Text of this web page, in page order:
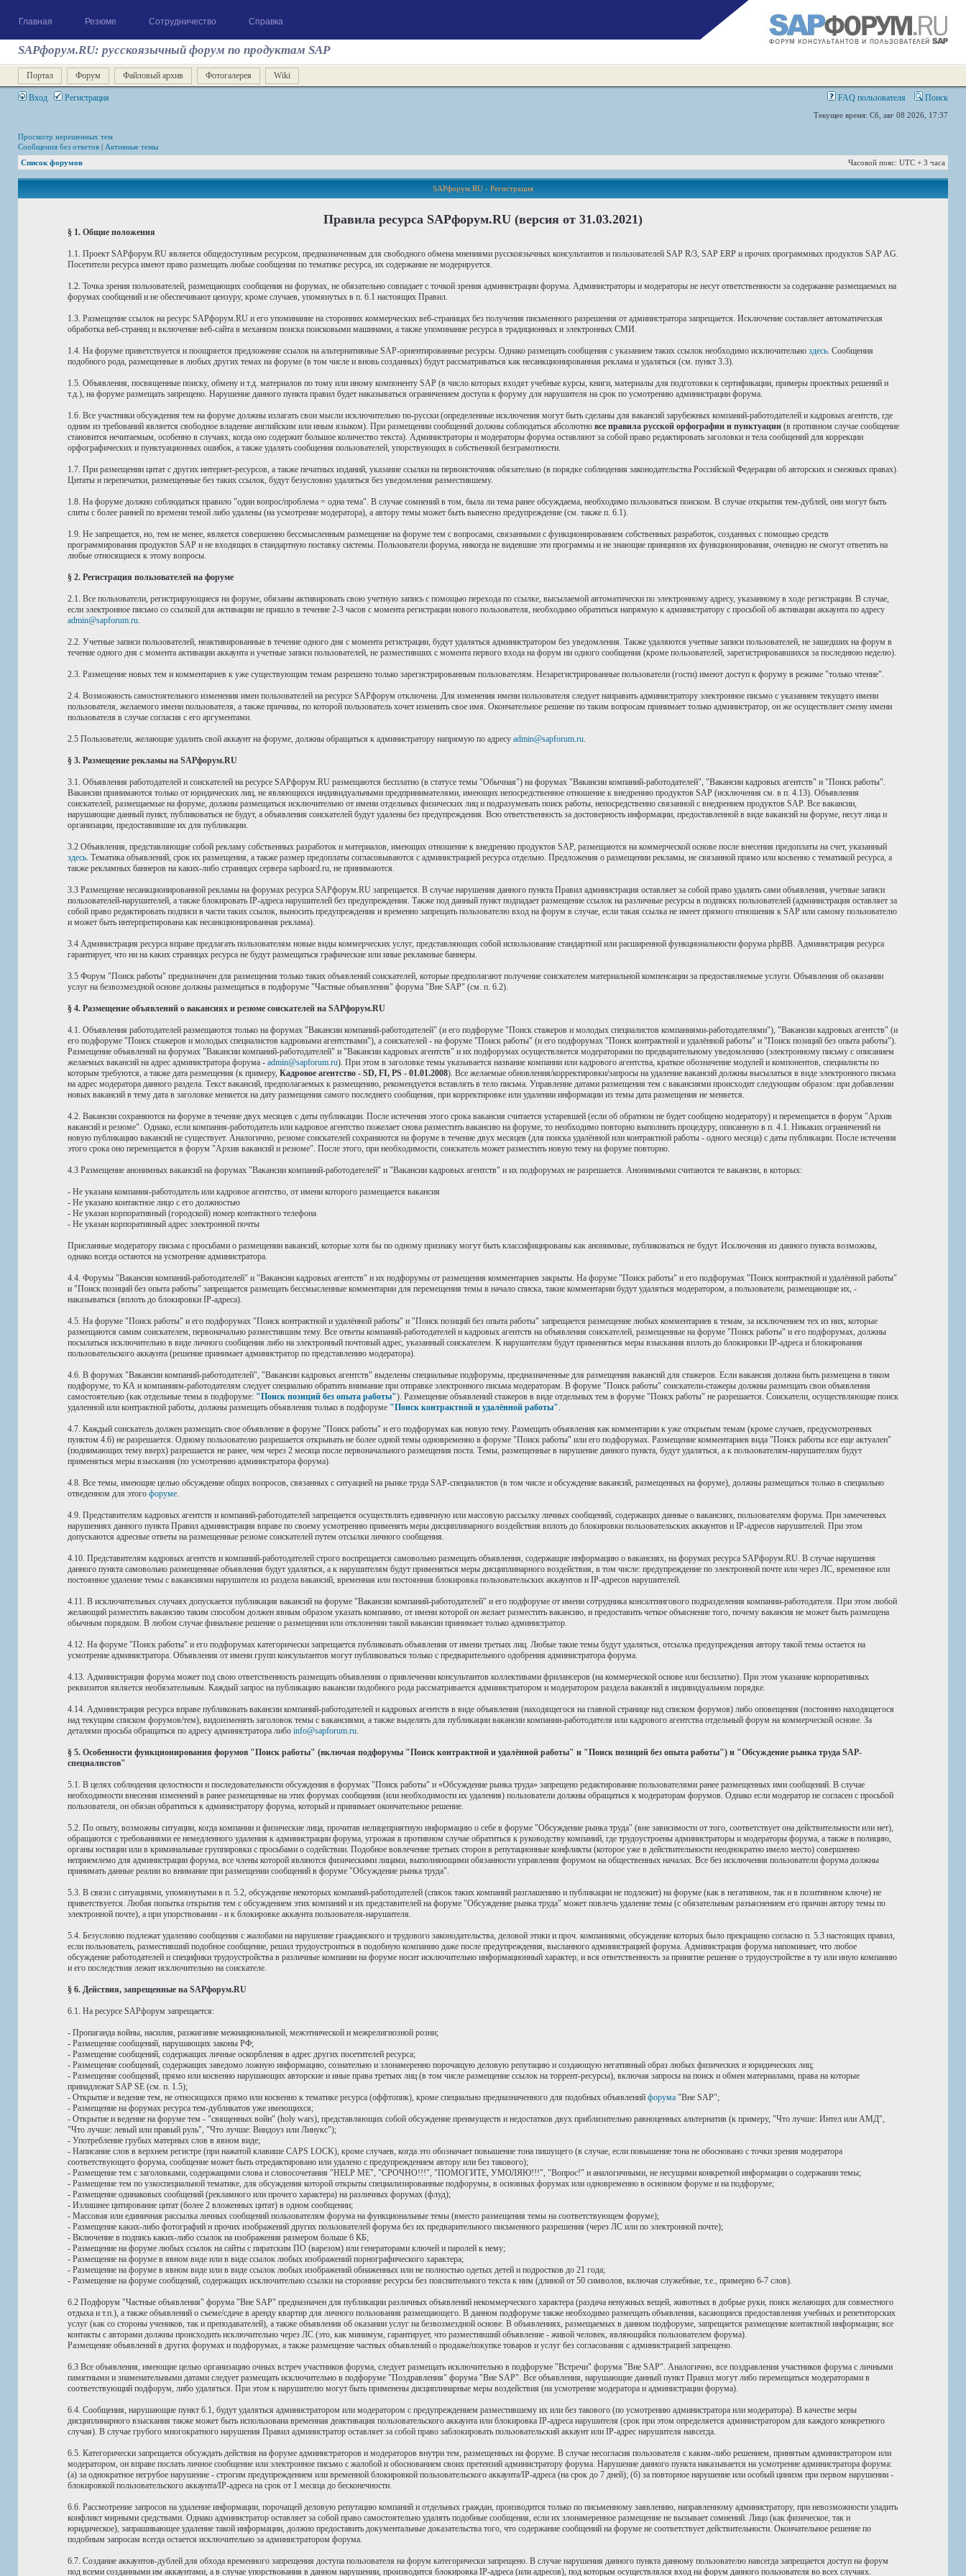
Главная Резюме Сотрудничество Справка
SAPфорум.RU: русскоязычный форум по продуктам SAP
Портал Форум Файловый архив Фотогалерея Wiki
Вход Регистрация FAQ пользователя Поиск
Текущее время: Сб, авг 08 2026, 17:37
Просмотр нерешенных тем
Сообщения без ответов | Активные темы
Список форумов
Часовой пояс: UTC + 3 часа
SAPфорум.RU - Регистрация
Правила ресурса SAPфорум.RU (версия от 31.03.2021)
§ 1. Общие положения
1.1. Проект SAPфорум.RU является общедоступным ресурсом, предназначенным для свободного обмена мнениями русскоязычных консультантов и пользователей SAP R/3, SAP ERP и прочих программных продуктов SAP AG.
Посетители ресурса имеют право размещать любые сообщения по тематике ресурса, их содержание не модерируется.
1.2. Точка зрения пользователей, размещающих сообщения на форумах, не обязательно совпадает с точкой зрения администрации форума. Администраторы и модераторы не несут ответственности за содержание размещаемых на
форумах сообщений и не обеспечивают цензуру, кроме случаев, упомянутых в п. 6.1 настоящих Правил.
1.3. Размещение ссылок на ресурс SAPфорум.RU и его упоминание на сторонних коммерческих веб-страницах без получения письменного разрешения от администратора запрещается. Исключение составляет автоматическая
обработка веб-страниц и включение веб-сайта в механизм поиска поисковыми машинами, а также упоминание ресурса в традиционных и электронных СМИ.
1.4. На форуме приветствуется и поощряется предложение ссылок на альтернативные SAP-ориентированные ресурсы. Однако размещать сообщения с указанием таких ссылок необходимо исключительно здесь. Сообщения
подобного рода, размещенные в любых других темах на форуме (в том числе и вновь созданных) будут рассматриваться как несанкционированная реклама и удаляться (см. пункт 3.3).
1.5. Объявления, посвященные поиску, обмену и т.д. материалов по тому или иному компоненту SAP (в число которых входят учебные курсы, книги, материалы для подготовки к сертификации, примеры проектных решений и
т.д.), на форуме размещать запрещено. Нарушение данного пункта правил будет наказываться ограничением доступа к форуму для нарушителя на срок по усмотрению администрации форума.
1.6. Все участники обсуждения тем на форуме должны излагать свои мысли исключительно по-русски (определенные исключения могут быть сделаны для вакансий зарубежных компаний-работодателей и кадровых агентств, где
одним из требований является свободное владение английским или иным языком). При размещении сообщений должны соблюдаться абсолютно все правила русской орфографии и пунктуации(в противном случае сообщение
становится нечитаемым, особенно в случаях, когда оно содержит большое количество текста). Администраторы и модераторы форума оставляют за собой право редактировать заголовки и тела сообщений для коррекции
орфографических и пунктуационных ошибок, а также удалять сообщения пользователей, упорствующих в собственной безграмотности.
1.7. При размещении цитат с других интернет-ресурсов, а также печатных изданий, указание ссылки на первоисточник обязательно (в порядке соблюдения законодательства Российской Федерации об авторских и смежных правах).
Цитаты и перепечатки, размещенные без таких ссылок, будут безусловно удаляться без уведомления разместившему.
1.8. На форуме должно соблюдаться правило "один вопрос/проблема = одна тема". В случае сомнений в том, была ли тема ранее обсуждаема, необходимо пользоваться поиском. В случае открытия тем-дублей, они могут быть
слиты с более ранней по времени темой либо удалены (на усмотрение модератора), а автору темы может быть вынесено предупреждение (см. также п. 6.1).
1.9. Не запрещается, но, тем не менее, является совершенно бессмысленным размещение на форуме тем с вопросами, связанными с функционированием собственных разработок, созданных с помощью средств
программирования продуктов SAP и не входящих в стандартную поставку системы. Пользователи форума, никогда не видевшие эти программы и не знающие принципов их функционирования, очевидно не смогут ответить на
любые относящиеся к этому вопросы.
§ 2. Регистрация пользователей на форуме
2.1. Все пользователи, регистрирующиеся на форуме, обязаны активировать свою учетную запись с помощью перехода по ссылке, высылаемой автоматически по электронному адресу, указанному в ходе регистрации. В случае,
если электронное письмо со ссылкой для активации не пришло в течение 2-3 часов с момента регистрации нового пользователя, необходимо обратиться напрямую к администратору с просьбой об активации аккаунта по адресу
admin@sapforum.ru.
2.2. Учетные записи пользователей, неактивированные в течение одного дня с момента регистрации, будут удаляться администратором без уведомления. Также удаляются учетные записи пользователей, не зашедших на форум в
течение одного дня с момента активации аккаунта и учетные записи пользователей, не разместивших с момента первого входа на форум ни одного сообщения (кроме пользователей, зарегистрировавшихся за последнюю неделю).
2.3. Размещение новых тем и комментариев к уже существующим темам разрешено только зарегистрированным пользователям. Незарегистрированные пользователи (гости) имеют доступ к форуму в режиме "только чтение".
2.4. Возможность самостоятельного изменения имен пользователей на ресурсе SAPфорум отключена. Для изменения имени пользователя следует направить администратору электронное письмо с указанием текущего имени
пользователя, желаемого имени пользователя, а также причины, по которой пользователь хочет изменить свое имя. Окончательное решение по таким вопросам принимает только администратор, он же осуществляет смену имени
пользователя в случае согласия с его аргументами.
2.5 Пользователи, желающие удалить свой аккаунт на форуме, должны обращаться к администратору напрямую по адресу admin@sapforum.ru.
§ 3. Размещение рекламы на SAPфорум.RU
3.1. Объявления работодателей и соискателей на ресурсе SAPфорум.RU размещаются бесплатно (в статусе темы "Обычная") на форумах "Вакансии компаний-работодателей", "Вакансии кадровых агентств" и "Поиск работы".
Вакансии принимаются только от юридических лиц, не являющихся индивидуальными предпринимателями, имеющих непосредственное отношение к внедрению продуктов SAP (исключения см. в п. 4.13). Объявления
соискателей, размещаемые на форуме, должны размещаться исключительно от имени отдельных физических лиц и подразумевать поиск работы, непосредственно связанной с внедрением продуктов SAP. Все вакансии,
нарушающие данный пункт, публиковаться не будут, а объявления соискателей будут удалены без предупреждения. Всю ответственность за достоверность информации, предоставленной в виде вакансий на форуме, несут лица и
организации, предоставившие их для публикации.
3.2 Объявления, представляющие собой рекламу собственных разработок и материалов, имеющих отношение к внедрению продуктов SAP, размещаются на коммерческой основе после внесения предоплаты на счет, указанный
здесь. Тематика объявлений, срок их размещения, а также размер предоплаты согласовываются с администрацией ресурса отдельно. Предложения о размещении рекламы, не связанной прямо или косвенно с тематикой ресурса, а
также рекламных баннеров на каких-либо страницах сервера sapboard.ru, не принимаются.
3.3 Размещение несанкционированной рекламы на форумах ресурса SAPфорум.RU запрещается. В случае нарушения данного пункта Правил администрация оставляет за собой право удалять сами объявления, учетные записи
пользователей-нарушителей, а также блокировать IP-адреса нарушителей без предупреждения. Также под данный пункт подпадает размещение ссылок на различные ресурсы в подписях пользователей (администрация оставляет за
собой право редактировать подписи в части таких ссылок, выносить предупреждения и временно запрещать пользователю вход на форум в случае, если такая ссылка не имеет прямого отношения к SAP или самому пользователю
и может быть интерпретирована как несанкционированная реклама).
3.4 Администрация ресурса вправе предлагать пользователям новые виды коммерческих услуг, представляющих собой использование стандартной или расширенной функциональности форума phpBB. Администрация ресурса
гарантирует, что ни на каких страницах ресурса не будут размещаться графические или иные рекламные баннеры.
3.5 Форум "Поиск работы" предназначен для размещения только таких объявлений соискателей, которые предполагают получение соискателем материальной компенсации за предоставляемые услуги. Объявления об оказании
услуг на безвозмездной основе должны размещаться в подфоруме "Частные объявления" форума "Вне SAP" (см. п. 6.2).
§ 4. Размещение объявлений о вакансиях и резюме соискателей на SAPфорум.RU
4.1. Объявления работодателей размещаются только на форумах "Вакансии компаний-работодателей" (и его подфоруме "Поиск стажеров и молодых специалистов компаниями-работодателями"), "Вакансии кадровых агентств" (и
его подфоруме "Поиск стажеров и молодых специалистов кадровыми агентствами"), а соискателей - на форуме "Поиск работы" (и его подфорумах "Поиск контрактной и удалённой работы" и "Поиск позиций без опыта работы").
Размещение объявлений на форумах "Вакансии компаний-работодателей" и "Вакансии кадровых агентств" и их подфорумах осуществляется модераторами по предварительному уведомлению (электронному письму с описанием
желаемых вакансий на адрес администратора форума - admin@sapforum.ru). При этом в заголовке темы указывается название компании или кадрового агентства, краткое обозначение модулей и компонентов, специалисты по
которым требуются, а также дата размещения (к примеру, Кадровое агентство - SD, FI, PS - 01.01.2008). Все желаемые обновления/корректировки/запросы на удаление вакансий должны высылаться в виде электронного письма
на адрес модератора данного раздела. Текст вакансий, предполагаемых к размещению, рекомендуется вставлять в тело письма. Управление датами размещения тем с вакансиями происходит следующим образом: при добавлении
новых вакансий в тему дата в заголовке меняется на дату размещения самого последнего сообщения, при корректировке или удалении информации из темы дата размещения не меняется.
4.2. Вакансии сохраняются на форуме в течение двух месяцев с даты публикации. После истечения этого срока вакансия считается устаревшей (если об обратном не будет сообщено модератору) и перемещается в форум "Архив
вакансий и резюме". Однако, если компания-работодатель или кадровое агентство пожелает снова разместить вакансию на форуме, то необходимо повторно выполнить процедуру, описанную в п. 4.1. Никаких ограничений на
новую публикацию вакансий не существует. Аналогично, резюме соискателей сохраняются на форуме в течение двух месяцев (для поиска удалённой или контрактной работы - одного месяца) с даты публикации. После истечения
этого срока оно перемещается в форум "Архив вакансий и резюме". После этого, при необходимости, соискатель может разместить новую тему на форуме повторно.
4.3 Размещение анонимных вакансий на форумах "Вакансии компаний-работодателей" и "Вакансии кадровых агентств" и их подфорумах не разрешается. Анонимными считаются те вакансии, в которых:
- Не указана компания-работодатель или кадровое агентство, от имени которого размещается вакансия
- Не указано контактное лицо с его должностью
- Не указан корпоративный (городской) номер контактного телефона
- Не указан корпоративный адрес электронной почты
Присланные модератору письма с просьбами о размещении вакансий, которые хотя бы по одному признаку могут быть классифицированы как анонимные, публиковаться не будут. Исключения из данного пункта возможны,
однако всегда остаются на усмотрение администратора.
4.4. Форумы "Вакансии компаний-работодателей" и "Вакансии кадровых агентств" и их подфорумы от размещения комментариев закрыты. На форуме "Поиск работы" и его подфорумах "Поиск контрактной и удалённой работы"
и "Поиск позиций без опыта работы" запрещается размещать бессмысленные комментарии для перемещения темы в начало списка, такие комментарии будут удаляться модератором, а пользователи, размещающие их, -
наказываться (вплоть до блокировки IP-адреса).
4.5. На форуме "Поиск работы" и его подфорумах "Поиск контрактной и удалённой работы" и "Поиск позиций без опыта работы" запрещается размещение любых комментариев к темам, за исключением тех из них, которые
размещаются самим соискателем, первоначально разместившим тему. Все ответы компаний-работодателей и кадровых агентств на объявления соискателей, размещенные на форуме "Поиск работы" и его подфорумах, должны
посылаться исключительно в виде личного сообщения либо на электронный почтовый адрес, указанный соискателем. К нарушителям будут применяться меры взыскания вплоть до блокировки IP-адреса и блокирования
пользовательского аккаунта (решение принимает администратор по представлению модератора).
4.6. В форумах "Вакансии компаний-работодателей", "Вакансии кадровых агентств" выделены специальные подфорумы, предназначенные для размещения вакансий для стажеров. Если вакансия должна быть размещена в таком
подфоруме, то КА и компаниям-работодателям следует специально обратить внимание при отправке электронного письма модераторам. В форуме "Поиск работы" соискатели-стажеры должны размещать свои объявления
самостоятельно (как отдельные темы в подфоруме: "Поиск позиций без опыта работы"). Размещение объявлений стажеров в виде отдельных тем в форуме "Поиск работы" не разрешается. Соискатели, осуществляющие поиск
удаленной или контрактной работы, должны размещать объявления только в подфоруме "Поиск контрактной и удалённой работы".
4.7. Каждый соискатель должен размещать свое объявление в форуме "Поиск работы" и его подфорумах как новую тему. Размещать объявления как комментарии к уже открытым темам (кроме случаев, предусмотренных
пунктом 4.6) не разрешается. Одному пользователю разрешается открывать не более одной темы одновременно в форуме "Поиск работы" или его подфорумах. Размещение комментариев вида "Поиск работы все еще актуален"
(поднимающих тему вверх) разрешается не ранее, чем через 2 месяца после первоначального размещения поста. Темы, размещенные в нарушение данного пункта, будут удаляться, а к пользователям-нарушителям будут
применяться меры взыскания (по усмотрению администратора форума).
4.8. Все темы, имеющие целью обсуждение общих вопросов, связанных с ситуацией на рынке труда SAP-специалистов (в том числе и обсуждение вакансий, размещенных на форуме), должны размещаться только в специально
отведенном для этого форуме.
4.9. Представителям кадровых агентств и компаний-работодателей запрещается осуществлять единичную или массовую рассылку личных сообщений, содержащих данные о вакансиях, пользователям форума. При замеченных
нарушениях данного пункта Правил администрация вправе по своему усмотрению применять меры дисциплинарного воздействия вплоть до блокировки пользовательских аккаунтов и IP-адресов нарушителей. При этом
допускаются адресные ответы на размещенные резюме соискателей путем отсылки личного сообщения.
4.10. Представителям кадровых агентств и компаний-работодателей строго воспрещается самовольно размещать объявления, содержащие информацию о вакансиях, на форумах ресурса SAPфорум.RU. В случае нарушения
данного пункта самовольно размещенные объявления будут удаляться, а к нарушителям будут применяться меры дисциплинарного воздействия, в том числе: предупреждение по электронной почте или через ЛС, временное или
постоянное удаление темы с вакансиями нарушителя из раздела вакансий, временная или постоянная блокировка пользовательских аккаунтов и IP-адресов нарушителей.
4.11. В исключительных случаях допускается публикация вакансий на форуме "Вакансии компаний-работодателей" и его подфоруме от имени сотрудника консалтингового подразделения компании-работодателя. При этом любой
желающий разместить вакансию таким способом должен явным образом указать компанию, от имени которой он желает разместить вакансию, и предоставить четкое объяснение того, почему вакансия не может быть размещена
обычным порядком. В любом случае финальное решение о размещении или отклонении такой вакансии принимает только администратор.
4.12. На форуме "Поиск работы" и его подфорумах категорически запрещается публиковать объявления от имени третьих лиц. Любые такие темы будут удаляться, отсылка предупреждения автору такой темы остается на
усмотрение администратора. Объявления от имени групп консультантов могут публиковаться только с предварительного одобрения администратора форума.
4.13. Администрация форума может под свою ответственность размещать объявления о привлечении консультантов коллективами фрилансеров (на коммерческой основе или бесплатно). При этом указание корпоративных
реквизитов является необязательным. Каждый запрос на публикацию вакансии подобного рода рассматривается администратором и модератором раздела вакансий в индивидуальном порядке.
4.14. Администрация ресурса вправе публиковать вакансии компаний-работодателей и кадровых агентств в виде объявления (находящегося на главной странице над списком форумов) либо оповещения (постоянно находящегося
над текущим списком форумов/тем), видоизменять заголовок темы с вакансиями, а также выделять для публикации вакансии компании-работодателя или кадрового агентства отдельный форум на коммерческой основе. За
деталями просьба обращаться по адресу администратора либо info@sapforum.ru.
§ 5. Особенности функционирования форумов "Поиск работы" (включая подфорумы "Поиск контрактной и удалённой работы" и "Поиск позиций без опыта работы") и "Обсуждение рынка труда SAP-
специалистов"
5.1. В целях соблюдения целостности и последовательности обсуждения в форумах "Поиск работы" и «Обсуждение рынка труда» запрещено редактирование пользователями ранее размещенных ими сообщений. В случае
необходимости внесения изменений в ранее размещенные на этих форумах сообщения (или необходимости их удаления) пользователи должны обращаться к модераторам форумов. Однако если модератор не согласен с просьбой
пользователя, он обязан обратиться к администратору форума, который и принимает окончательное решение.
5.2. По опыту, возможны ситуации, когда компании и физические лица, прочитав нелицеприятную информацию о себе в форуме "Обсуждение рынка труда" (вне зависимости от того, соответствует она действительности или нет),
обращаются с требованиями ее немедленного удаления к администрации форума, угрожая в противном случае обратиться к руководству компаний, где трудоустроены администраторы и модераторы форума, а также в полицию,
органы юстиции или в криминальные группировки с просьбами о содействии. Подобное вовлечение третьих сторон в репутационные конфликты (которое уже в действительности неоднократно имело место) совершенно
неприемлемо для администрации форума, все члены которой являются физическими лицами, выполняющими обязанности управления форумом на общественных началах. Все без исключения пользователи форума должны
принимать данные реалии во внимание при размещении сообщений в форуме "Обсуждение рынка труда".
5.3. В связи с ситуациями, упомянутыми в п. 5.2, обсуждение некоторых компаний-работодателей (список таких компаний разглашению и публикации не подлежит) на форуме (как в негативном, так и в позитивном ключе) не
приветствуется. Любая попытка открытия тем с обсуждением этих компаний и их представителей на форуме "Обсуждение рынка труда" может повлечь удаление темы (с обязательным разъяснением его причин автору темы по
электронной почте), а при упорствовании - и к блокировке аккаунта пользователя-нарушителя.
5.4. Безусловно подлежат удалению сообщения с жалобами на нарушение гражданского и трудового законодательства, деловой этики и проч. компаниями, обсуждение которых было прекращено согласно п. 5.3 настоящих правил,
если пользователь, разместивший подобное сообщение, решил трудоустроиться в подобную компанию даже после предупреждения, высланного администрацией форума. Администрация форума напоминает, что любое
обсуждение работодателей и специфики трудоустройства в различные компании на форуме носит исключительно информационный характер, и вся ответственность за принятие решение о трудоустройстве в ту или иную компанию
и его последствия лежит исключительно на соискателе.
§ 6. Действия, запрещенные на SAPфорум.RU
6.1. На ресурсе SAPфорум запрещается:
- Пропаганда войны, насилия, разжигание межнациональной, межэтнической и межрелигиозной розни;
- Размещение сообщений, нарушающих законы РФ;
- Размещение сообщений, содержащих личные оскорбления в адрес других посетителей ресурса;
- Размещение сообщений, содержащих заведомо ложную информацию, сознательно и злонамеренно порочащую деловую репутацию и создающую негативный образ любых физических и юридических лиц;
- Размещение сообщений, прямо или косвенно нарушающих авторские и иные права третьих лиц (в том числе размещение ссылок на торрент-ресурсы), включая запросы на поиск и обмен материалами, права на которые
принадлежат SAP SE (см. п. 1.5);
- Открытие и ведение тем, не относящихся прямо или косвенно к тематике ресурса (оффтопик), кроме специально предназначенного для подобных объявлений форума"Вне SAP";
- Размещение на форумах ресурса тем-дубликатов уже имеющихся;
- Открытие и ведение на форуме тем - "священных войн" (holy wars), представляющих собой обсуждение преимуществ и недостатков двух приблизительно равноценных альтернатив (к примеру, "Что лучше: Интел или АМД",
"Что лучше: левый или правый руль", "Что лучше: Виндоуз или Линукс");
- Употребление грубых матерных слов в явном виде;
- Написание слов в верхнем регистре (при нажатой клавише CAPS LOCK), кроме случаев, когда это обозначает повышение тона пишущего (в случае, если повышение тона не обосновано с точки зрения модератора
соответствующего форума, сообщение может быть отредактировано или удалено с предупреждением автору или без такового);
- Размещение тем с заголовками, содержащими слова и словосочетания "HELP ME", "СРОЧНО!!!", "ПОМОГИТЕ, УМОЛЯЮ!!!", "Вопрос!" и аналогичными, не несущими конкретной информации о содержании темы;
- Размещение тем по узкоспециальной тематике, для обсуждения которой открыты специализированные подфорумы, в основных форумах или одновременно в основном форуме и на подфоруме;
- Размещение одинаковых сообщений (рекламного или прочего характера) на различных форумах (флуд);
- Излишнее цитирование цитат (более 2 вложенных цитат) в одном сообщении;
- Массовая или единичная рассылка личных сообщений пользователям форума на функциональные темы (вместо размещения темы на соответствующем форуме);
- Размещение каких-либо фотографий и прочих изображений других пользователей форума без их предварительного письменного разрешения (через ЛС или по электронной почте);
- Включение в подпись каких-либо ссылок на изображения размером больше 6 КБ;
- Размещение на форуме любых ссылок на сайты с пиратским ПО (варезом) или генераторами ключей и паролей к нему;
- Размещение на форуме в явном виде или в виде ссылок любых изображений порнографического характера;
- Размещение на форуме в явном виде или в виде ссылок любых изображений обнаженных или не полностью одетых детей и подростков до 21 года;
- Размещение на форуме сообщений, содержащих исключительно ссылки на сторонние ресурсы без пояснительного текста к ним (длиной от 50 символов, включая служебные, т.е., примерно 6-7 слов).
6.2 Подфорум "Частные объявления" форума "Вне SAP" предназначен для публикации различных объявлений некоммерческого характера (раздача ненужных вещей, животных в добрые руки, поиск желающих для совместного
отдыха и т.п.), а также объявлений о съеме/сдаче в аренду квартир для личного пользования размещающего. В данном подфоруме также необходимо размещать объявления, касающиеся предоставления учебных и репетиторских
услуг (как со стороны учеников, так и преподавателей), а также объявления об оказании услуг на безвозмездной основе. В объявлениях, размещаемых в данном подфоруме, запрещается размещение контактной информации; все
контакты с авторами должны происходить исключительно через ЛС (это, как минимум, гарантирует, что разместивший объявление - живой человек, являющийся пользователем форума).
Размещение объявлений в других форумах и подфорумах, а также размещение частных объявлений о продаже/покупке товаров и услуг без согласования с администрацией запрещено.
6.3 Все объявления, имеющие целью организацию очных встреч участников форума, следует размещать исключительно в подфоруме "Встречи" форума "Вне SAP". Аналогично, все поздравления участников форума с личными
памятными и знаменательными датами следует размещать исключительно в подфоруме "Поздравления" форума "Вне SAP". Все объявления, нарушающие данный пункт Правил могут либо перемещаться модераторами в
соответствующий подфорум, либо удаляться. При этом к нарушителю могут быть применены дисциплинарные меры воздействия (на усмотрение модератора и администрации форума).
6.4. Сообщения, нарушающие пункт 6.1, будут удаляться администратором или модератором с предупреждением разместившему их или без такового (по усмотрению администратора или модератора). В качестве меры
дисциплинарного взыскания также может быть использована временная деактивация пользовательского аккаунта или блокировка IP-адреса нарушителя (срок при этом определяется администратором для каждого конкретного
случая). В случае грубого многократного нарушения Правил администратор оставляет за собой право заблокировать пользовательский аккаунт или IP-адрес нарушителя навсегда.
6.5. Категорически запрещается обсуждать действия на форуме администраторов и модераторов внутри тем, размещенных на форуме. В случае несогласия пользователя с каким-либо решением, принятым администратором или
модератором, он вправе послать личное сообщение или электронное письмо с жалобой и обоснованием своих претензий администратору форума. Нарушение данного пункта наказывается на усмотрение администратора форума:
(а) за однократное негрубое нарушение - строгим предупреждением или временной блокировкой пользовательского аккаунта/IP-адреса (на срок до 7 дней); (б) за повторное нарушение или особый цинизм при первом нарушении -
блокировкой пользовательского аккаунта/IP-адреса на срок от 1 месяца до бесконечности.
6.6. Рассмотрение запросов на удаление информации, порочащей деловую репутацию компаний и отдельных граждан, производится только по письменному заявлению, направленному администратору, при невозможности уладить
конфликт мирными средствами. Однако администратор оставляет за собой право самостоятельно удалять подобные сообщения, если их злонамеренное размещение не вызывает сомнений. Лицо (как физическое, так и
юридическое), запрашивающее удаление такой информации, должно предоставить документальные доказательства того, что содержание сообщений на форуме не соответствует действительности. Окончательное решение по
подобным запросам всегда остается исключительно за администратором форума.
6.7. Создание аккаунтов-дублей для обхода временного запрещения доступа пользователя на форум категорически запрещено. В случае нарушения данного пункта данному пользователю навсегда запрещается доступ на форум
под всеми созданными им аккаунтами, а в случае упорствования в данном нарушении, производится блокировка IP-адреса (или адресов), под которым осуществлялся вход на форум данного пользователя во всех случаях.